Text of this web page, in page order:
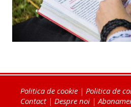
Politica de cookie | Politica de
Contact| Despre noi |